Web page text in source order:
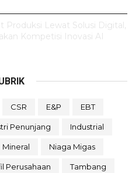
Produksi Lewat Solusi Digital,
Kompetisi Inovasi AI
CSR E&P EBT
Penunjang Industrial
Mineral Niaga Migas
Perusahaan Tambang